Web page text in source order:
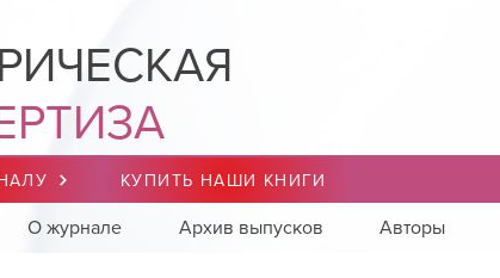
КУПИТЬ НАШИ КНИГИ
О журнале Архив выпусков Авторы